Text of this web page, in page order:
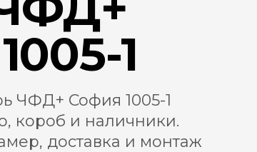
1
ЧФД+ София 1005-1
короб и наличники.
доставка и монтаж